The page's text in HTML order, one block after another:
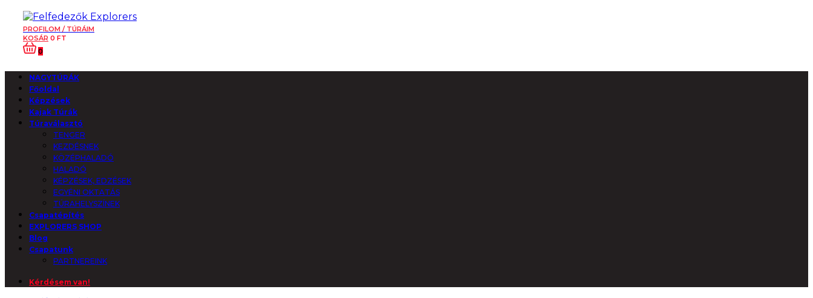
PROFILOM / TÚRÁIM
KOSÁR 0 FT
0
NAGYTÚRÁK
Főoldal
Képzések
Kajak Túrák
Túraválasztó
TENGER
KEZDÉSNEK
KÖZÉPHALADÓ
HALADÓ
KÉPZÉSEK, EDZÉSEK
EGYÉNI OKTATÁS
TÚRAHELYSZÍNEK
Csapatépítés
EXPLORERS SHOP
Blog
Csapatunk
PARTNEREINK
Kérdésem van!